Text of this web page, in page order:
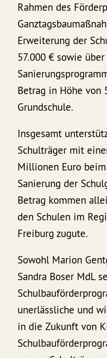
Rahmen des
Erweiterung der
57.000 € sowie über
Betrag in Höhe von
Grundschule.
Insgesamt
Schulträger mit
Millionen Euro
Sanierung der
Betrag kommen
den Schulen im
Freiburg zugute.
Sowohl Marion
Sandra Boser MdL
unerlässliche und
in die Zukunft von